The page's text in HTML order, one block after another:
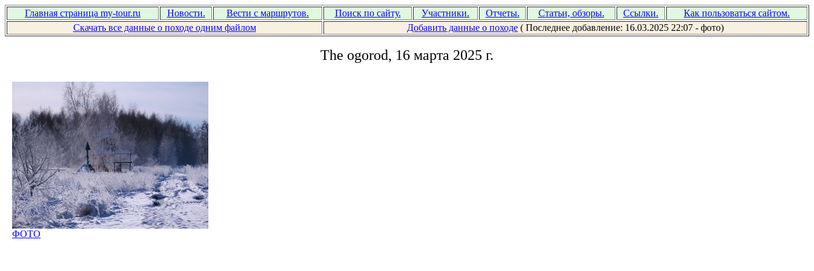
Главная страница my-tour.ru Новости. Вести с маршрутов. Поиск по сайту. Участники. Отчеты. Статьи, обзоры. Ссылки.
Как пользоваться сайтом.
Скачать все данные о походе одним файлом
Добавить данные о походе ( Последнее добавление: 16.03.2025 22:07 - фото)
The ogorod, 16 марта 2025 г.
ФОТО